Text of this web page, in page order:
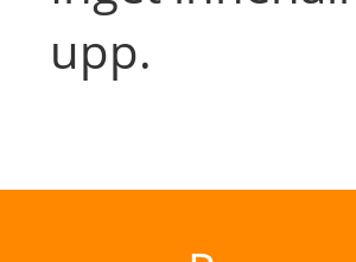
upp.